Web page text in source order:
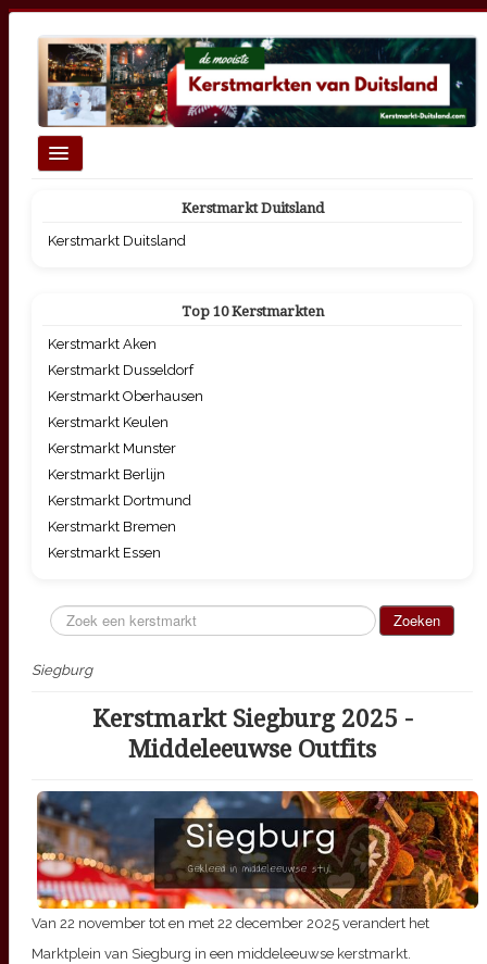
Schakelen
navigatie
Top 10 Grootste Kerstmarkten
Kerstmarkt Duitsland
Kerstmarkt Duitsland
Top 10 Kerstmarkten
Kerstmarkt Aken
Kerstmarkt Dusseldorf
Kerstmarkt Oberhausen
Kerstmarkt Keulen
Kerstmarkt Munster
Kerstmarkt Berlijn
Kerstmarkt Dortmund
Kerstmarkt Bremen
Kerstmarkt Essen
Zoeken... Zoeken
Siegburg
Kerstmarkt Siegburg 2025 -
Middeleeuwse Outfits
Van 22 november tot en met 22 december 2025 verandert het
Marktplein van Siegburg in een middeleeuwse kerstmarkt.